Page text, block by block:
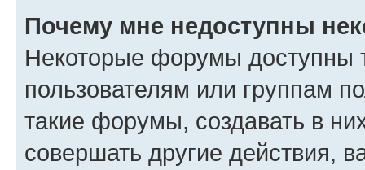
Почему мне недоступны
Некоторые форумы доступны
пользователям или группам
такие форумы, создавать в
совершать другие действия,